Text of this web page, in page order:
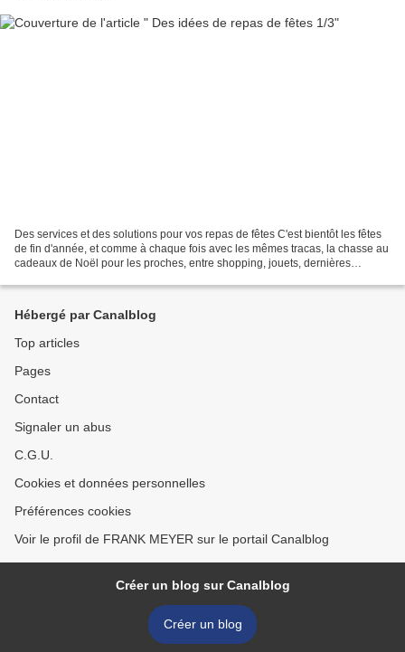
Des services et des solutions pour vos repas de fêtes C'est bientôt les fêtes
de fin d'année, et comme à chaque fois avec les mêmes tracas, la chasse au
cadeaux de Noël pour les proches, entre shopping, jouets, dernières
Hébergé par Canalblog
Top articles
Pages
Contact
Signaler un abus
C.G.U.
Cookies et données personnelles
Préférences cookies
Voir le profil de FRANK MEYER sur le portail Canalblog
Créer un blog sur Canalblog
Créer un blog